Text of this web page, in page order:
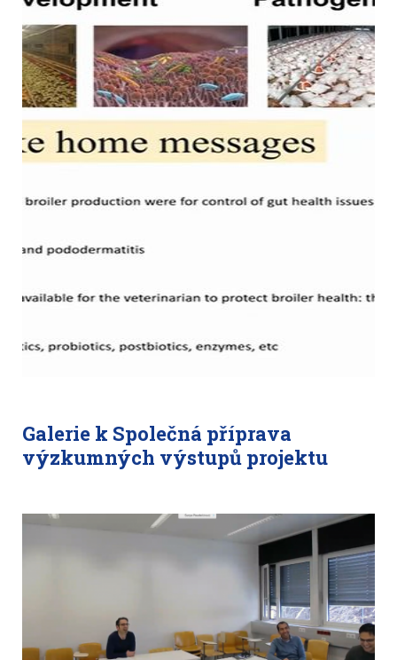
Galerie k Společná příprava
výzkumných výstupů projektu